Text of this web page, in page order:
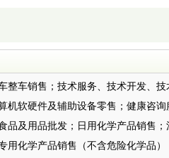
整车销售；技术服务、技术开发、
软硬件及辅助设备零售；健康咨
品及用品批发；日用化学产品销售
用化学产品销售（不含危险化学品